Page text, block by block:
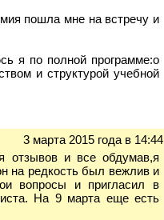
пошла мне на встречу и
я по полной программе:о
и структурой учебной
3 марта 2015 года в 14:44
отзывов и все обдумав,я
на редкость был вежлив и
вопросы и пригласил в
На 9 марта еще есть